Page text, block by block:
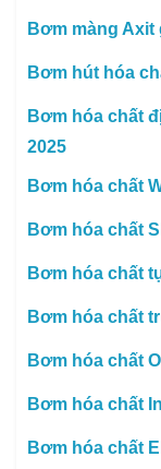
Bơm màng Axit
Bơm hút hóa
Bơm hóa chất
2025
Bơm hóa chất
Bơm hóa chất
Bơm hóa chất
Bơm hóa chất
Bơm hóa chất
Bơm hóa chất
Bơm hóa chất